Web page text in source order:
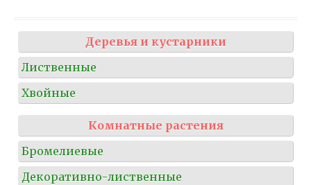
Деревья и кустарники
Лиственные
Хвойные
Комнатные растения
Бромелиевые
Декоративно-лиственные